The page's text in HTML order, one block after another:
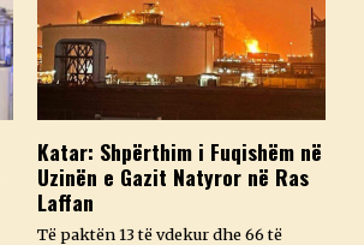
Katar: Shpërthim i Fuqishëm në
Uzinën e Gazit Natyror në Ras
Laffan
Të paktën 13 të vdekur dhe 66 të